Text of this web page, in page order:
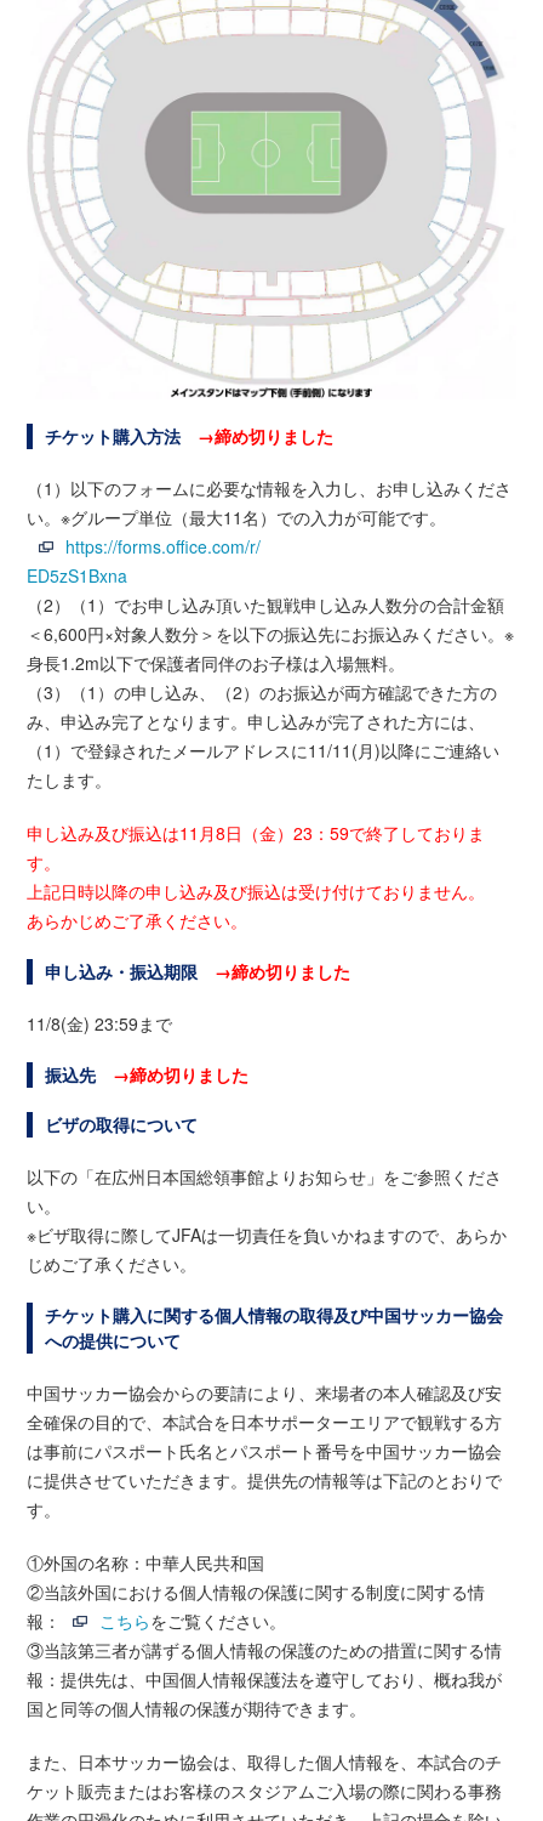
チケット購入方法 →締め切りました
（1）以下のフォームに必要な情報を入力し、お申し込みくださ
い。※グループ単位（最大11名）での入力が可能です。
https://forms.office.com/r/
ED5zS1Bxna
（2）（1）でお申し込み頂いた観戦申し込み人数分の合計金額
＜6,600円×対象人数分＞を以下の振込先にお振込みください。※
身長1.2m以下で保護者同伴のお子様は入場無料。
（3）（1）の申し込み、（2）のお振込が両方確認できた方の
み、申込み完了となります。申し込みが完了された方には、
（1）で登録されたメールアドレスに11/11(月)以降にご連絡い
たします。
申し込み及び振込は11月8日（金）23：59で終了しておりま
す。
上記日時以降の申し込み及び振込は受け付けておりません。
あらかじめご了承ください。
申し込み・振込期限 →締め切りました
11/8(金) 23:59まで
振込先 →締め切りました
ビザの取得について
以下の「在広州日本国総領事館よりお知らせ」をご参照くださ
い。
※ビザ取得に際してJFAは一切責任を負いかねますので、あらか
じめご了承ください。
チケット購入に関する個人情報の取得及び中国サッカー協会
への提供について
中国サッカー協会からの要請により、来場者の本人確認及び安
全確保の目的で、本試合を日本サポーターエリアで観戦する方
は事前にパスポート氏名とパスポート番号を中国サッカー協会
に提供させていただきます。提供先の情報等は下記のとおりで
す。
①外国の名称：中華人民共和国
②当該外国における個人情報の保護に関する制度に関する情
報：
こちらをご覧ください。
③当該第三者が講ずる個人情報の保護のための措置に関する情
報：提供先は、中国個人情報保護法を遵守しており、概ね我が
国と同等の個人情報の保護が期待できます。
また、日本サッカー協会は、取得した個人情報を、本試合のチ
ケット販売またはお客様のスタジアムご入場の際に関わる事務